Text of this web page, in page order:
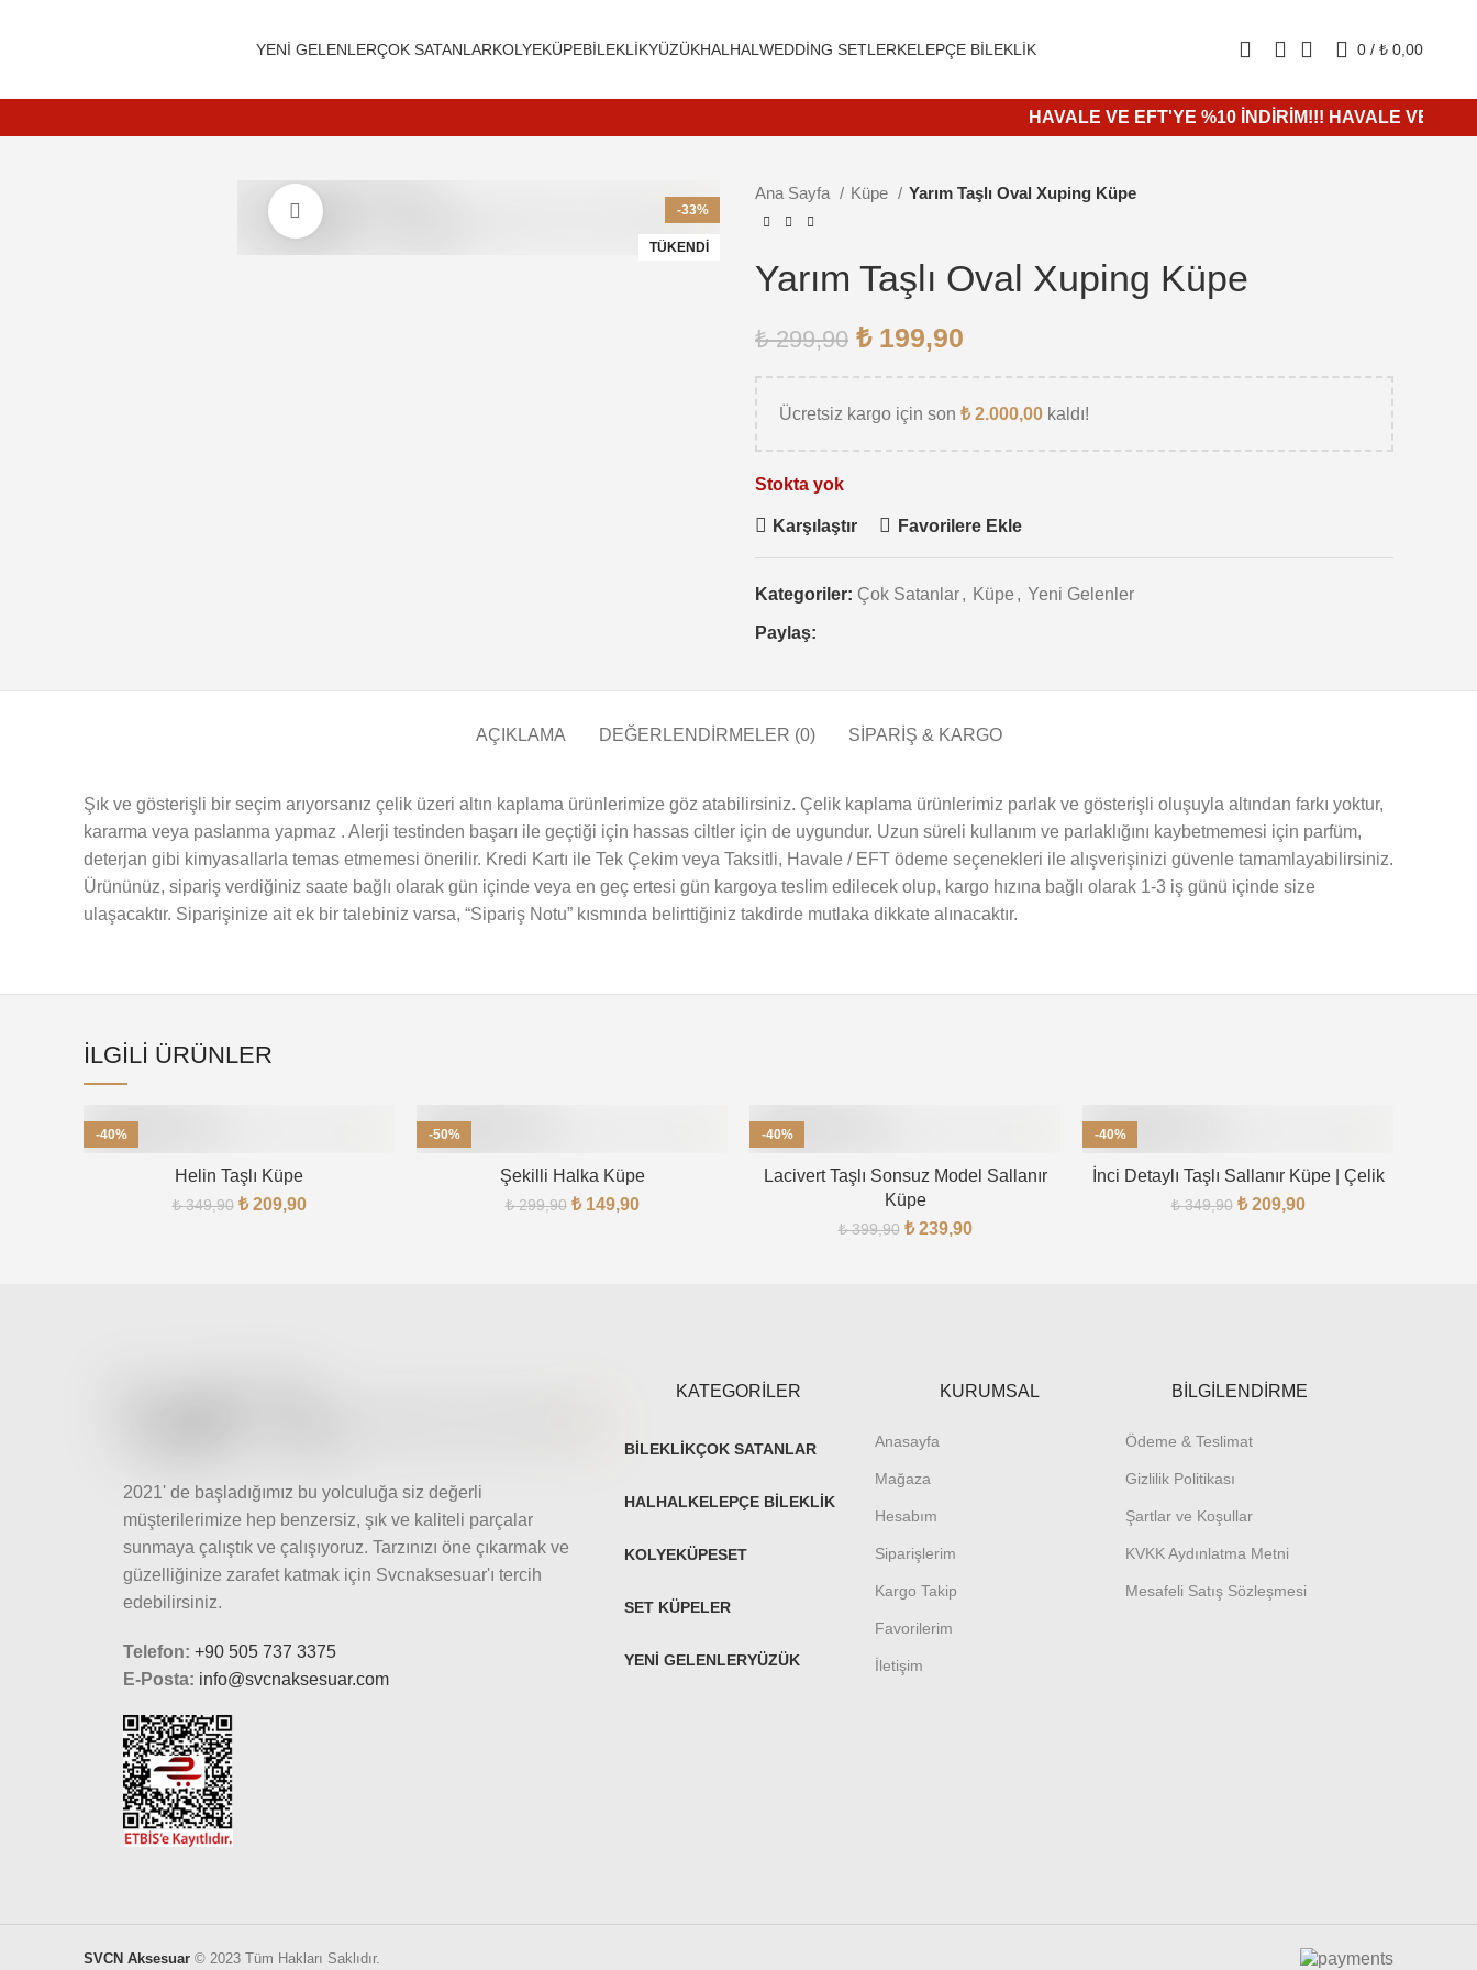
YENI GELENLERÇOK SATANLARKOLYEKÜPEBILEKLIKYÜZÜKHALHAL WEDDING SETLERKELEPÇE BILEKLIK 0/ ₺ 0,00
HAVALE VE EFT'YE %10 İNDİRİM!!! HAVALE VE
-33%
TÜKENDI
Daha büyük görüntülemek için tıkla
Ana Sayfa Küpe Yarım Taşlı Oval Xuping Küpe
Yarım Taşlı Oval Xuping Küpe
₺299,90 ₺199,90
Ücretsiz kargo için son ₺2.000,00 kaldı!
Stokta yok
Karşılaştır Favorilere Ekle
Kategoriler: Çok Satanlar, Küpe , Yeni Gelenler
Paylaş:
AÇIKLAMA DEĞERLENDIRMELER (0) SİPARİŞ & KARGO
Şık ve gösterişli bir seçim arıyorsanız çelik üzeri altın kaplama ürünlerimize göz atabilirsiniz. Çelik kaplama ürünlerimiz parlak ve gösterişli oluşuyla altından farkı yoktur,
kararma veya paslanma yapmaz . Alerji testinden başarı ile geçtiği için hassas ciltler için de uygundur. Uzun süreli kullanım ve parlaklığını kaybetmemesi için parfüm,
deterjan gibi kimyasallarla temas etmemesi önerilir. Kredi Kartı ile Tek Çekim veya Taksitli, Havale / EFT ödeme seçenekleri ile alışverişinizi güvenle tamamlayabilirsiniz.
Ürününüz, sipariş verdiğiniz saate bağlı olarak gün içinde veya en geç ertesi gün kargoya teslim edilecek olup, kargo hızına bağlı olarak 1-3 iş günü içinde size
ulaşacaktır. Siparişinize ait ek bir talebiniz varsa, “Sipariş Notu” kısmında belirttiğiniz takdirde mutlaka dikkate alınacaktır.
İLGILI ÜRÜNLER
-40%
Helin Taşlı Küpe
₺349,90 ₺209,90
-50%
Şekilli Halka Küpe
₺299,90 ₺149,90
-40%
Lacivert Taşlı Sonsuz Model Sallanır
Küpe
₺399,90 ₺239,90
-40%
İnci Detaylı Taşlı Sallanır Küpe | Çelik
₺349,90 ₺209,90
2021' de başladığımız bu yolculuğa siz değerli
müşterilerimize hep benzersiz, şık ve kaliteli parçalar
sunmaya çalıştık ve çalışıyoruz. Tarzınızı öne çıkarmak ve
güzelliğinize zarafet katmak için Svcnaksesuar'ı tercih
edebilirsiniz.
Telefon: +90 505 737 3375
E-Posta: info@svcnaksesuar.com
KATEGORİLER
BILEKLIKÇOK SATANLAR
HALHALKELEPÇE BILEKLIK
KOLYEKÜPESET
SET KÜPELER
YENI GELENLERYÜZÜK
KURUMSAL
Anasayfa
Mağaza
Hesabım
Siparişlerim
Kargo Takip
Favorilerim
İletişim
BİLGİLENDİRME
Ödeme & Teslimat
Gizlilik Politikası
Şartlar ve Koşullar
KVKK Aydınlatma Metni
Mesafeli Satış Sözleşmesi
SVCN Aksesuar © 2023 Tüm Hakları Saklıdır.